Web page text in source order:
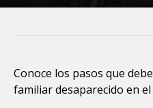
Conoce los pasos que
familiar desaparecido en